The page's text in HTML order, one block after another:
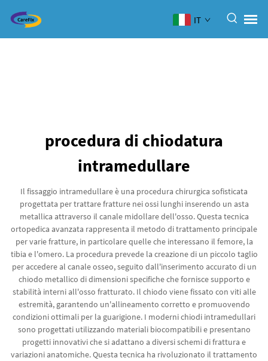
IT
procedura di chiodatura
intramedullare
Il fissaggio intramedullare è una procedura chirurgica sofisticata
progettata per trattare fratture nei ossi lunghi inserendo un asta
metallica attraverso il canale midollare dell'osso. Questa tecnica
ortopedica avanzata rappresenta il metodo di trattamento principale
per varie fratture, in particolare quelle che interessano il femore, la
tibia e l'omero. La procedura prevede la creazione di un piccolo taglio
per accedere al canale osseo, seguito dall'inserimento accurato di un
chiodo metallico di dimensioni specifiche che fornisce supporto e
stabilità interni all'osso fratturato. Il chiodo viene fissato con viti alle
estremità, garantendo un'allineamento corretto e promuovendo
condizioni ottimali per la guarigione. I moderni chiodi intramedullari
sono progettati utilizzando materiali biocompatibili e presentano
progetti innovativi che si adattano a diversi schemi di frattura e
variazioni anatomiche. Questa tecnica ha rivoluzionato il trattamento